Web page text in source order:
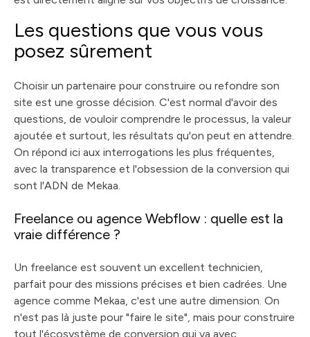
Les questions que vous vous
posez sûrement
Choisir un partenaire pour construire ou refondre son
site est une grosse décision. C'est normal d'avoir des
questions, de vouloir comprendre le processus, la valeur
ajoutée et surtout, les résultats qu'on peut en attendre.
On répond ici aux interrogations les plus fréquentes,
avec la transparence et l'obsession de la conversion qui
sont l'ADN de Mekaa.
Freelance ou agence Webflow : quelle est la
vraie différence ?
Un freelance est souvent un excellent technicien,
parfait pour des missions précises et bien cadrées. Une
agence comme Mekaa, c'est une autre dimension. On
n'est pas là juste pour "faire le site", mais pour construire
tout l'écosystème de conversion qui va avec.